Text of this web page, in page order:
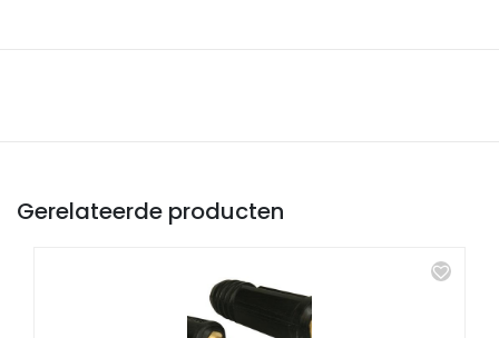
Gerelateerde producten